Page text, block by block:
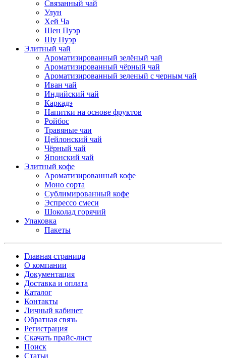
Связанный чай
Улун
Хей Ча
Шен Пуэр
Шу Пуэр
Элитный чай
Ароматизированный зелёный чай
Ароматизированный чёрный чай
Ароматизированный зеленый с черным чай
Иван чай
Индийский чай
Каркадэ
Напитки на основе фруктов
Ройбос
Травяные чаи
Цейлонский чай
Чёрный чай
Японский чай
Элитный кофе
Ароматизированный кофе
Моно сорта
Сублимированный кофе
Эспрессо смеси
Шоколад горячий
Упаковка
Пакеты
Главная страница
О компании
Документация
Доставка и оплата
Каталог
Контакты
Личный кабинет
Обратная связь
Регистрация
Скачать прайс-лист
Поиск
Статьи